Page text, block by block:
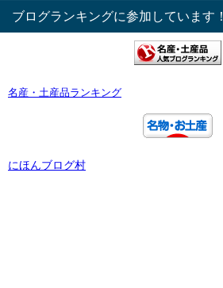
ブログランキングに参加しています！
名産・土産品ランキング
にほんブログ村